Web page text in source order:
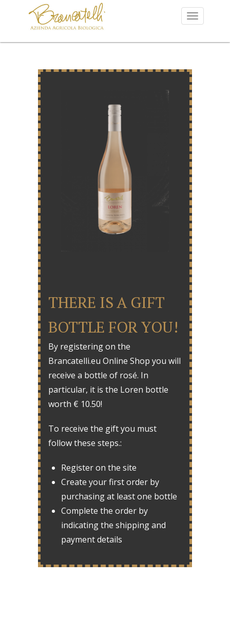
THERE IS A GIFT
BOTTLE FOR YOU!
By registering on the
Brancatelli.eu Online Shop you will
receive a bottle of rosé. In
particular, it is the Loren bottle
worth € 10.50!
To receive the gift you must
follow these steps.:
Register on the site
Create your first order by
purchasing at least one bottle
Complete the order by
indicating the shipping and
payment details